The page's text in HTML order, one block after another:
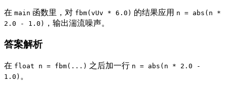
在 main 函数里，对 fbm(vUv * 6.0) 的结果应用 n = abs(n *
2.0 - 1.0)
，输出湍流噪声。
答案解析
在 float n = fbm(...) 之后加一行 n = abs(n * 2.0 -
1.0) 。